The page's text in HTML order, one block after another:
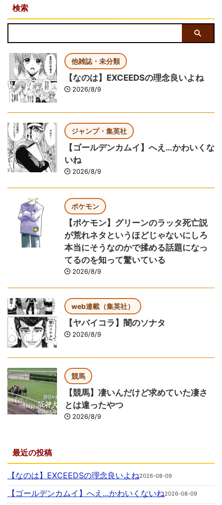
検索
他雑誌・未分類
【なのは】EXCEEDSの理念良いよね
2026/8/9
ジャンプ・集英社
【ゴールデンカムイ】へえ…かわいくな
いね
2026/8/9
ポケモン
【ポケモン】グリーンのラッタ死亡説
が荒れネタというほどじゃないにしろ
本当にそうなのかで揉める話題になっ
てるのを知って驚いている
2026/8/9
web連載（集英社）
【ヤバイコラ】闇のソナタ
2026/8/9
競馬
【競馬】凄いんだけど求めていた凄さ
とは違ったやつ
2026/8/9
最近の投稿
【なのは】EXCEEDSの理念良いよね2026-08-09
【ゴールデンカムイ】へえ…かわいくないね2026-08-09